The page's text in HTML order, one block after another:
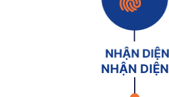
NHẬN DIỆN